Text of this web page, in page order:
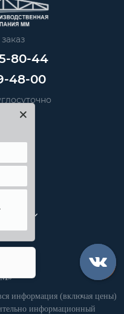
80-44
48-00
информация (включая цены)
информационный